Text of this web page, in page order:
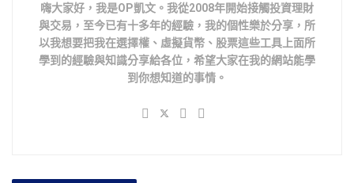
嗨大家好，我是OP凱文。我從2008年開始接觸投資理財
與交易，至今已有十多年的經驗，我的個性樂於分享，所
以我想要把我在選擇權、虛擬貨幣、股票這些工具上面所
學到的經驗與知識分享給各位，希望大家在我的網站能學
到你想知道的事情。